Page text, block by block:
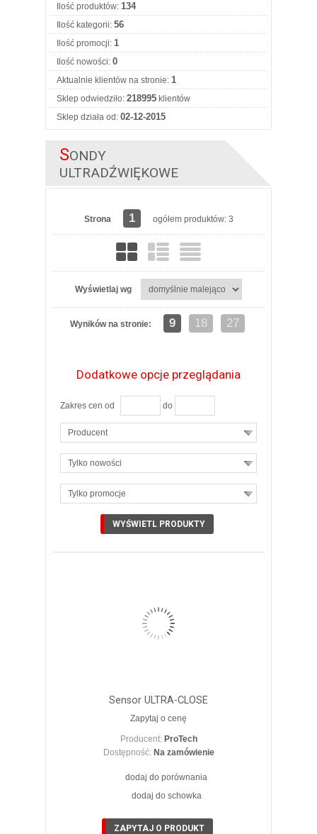
Ilość produktów: 134
Ilość kategorii: 56
Ilość promocji: 1
Ilość nowości: 0
Aktualnie klientów na stronie: 1
Sklep odwiedziło: 218995 klientów
Sklep działa od: 02-12-2015
SONDY
ULTRADŹWIĘKOWE
Strona 1 ogółem produktów: 3
Wyświetlaj wg
Wyników na stronie: 9 18 27
Dodatkowe opcje przeglądania
Zakres cen od do
Producent
Tylko nowości
Tylko promocje
ZOBACZ SZCZEGÓŁY
Sensor ULTRA-CLOSE
Zapytaj o cenę
Producent: ProTech
Dostępność: Na zamówienie
dodaj do porównania
dodaj do schowka
ZAPYTAJ O PRODUKT